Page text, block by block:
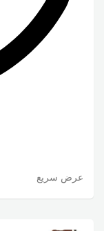
عرض سريع